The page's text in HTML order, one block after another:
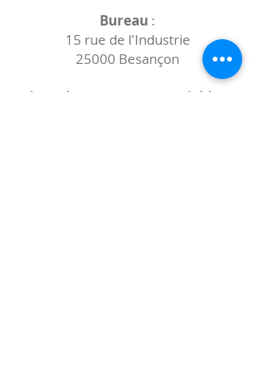
Bureau :
15 rue de l'Industrie
25000 Besançon
Lieux des rencontres variables :